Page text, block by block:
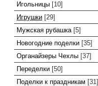
Игольницы [10]
Игрушки [29]
Мужская рубашка [5]
Новогодние поделки [35]
Органайзеры Чехлы [37]
Переделки [50]
Поделки к праздникам [31]